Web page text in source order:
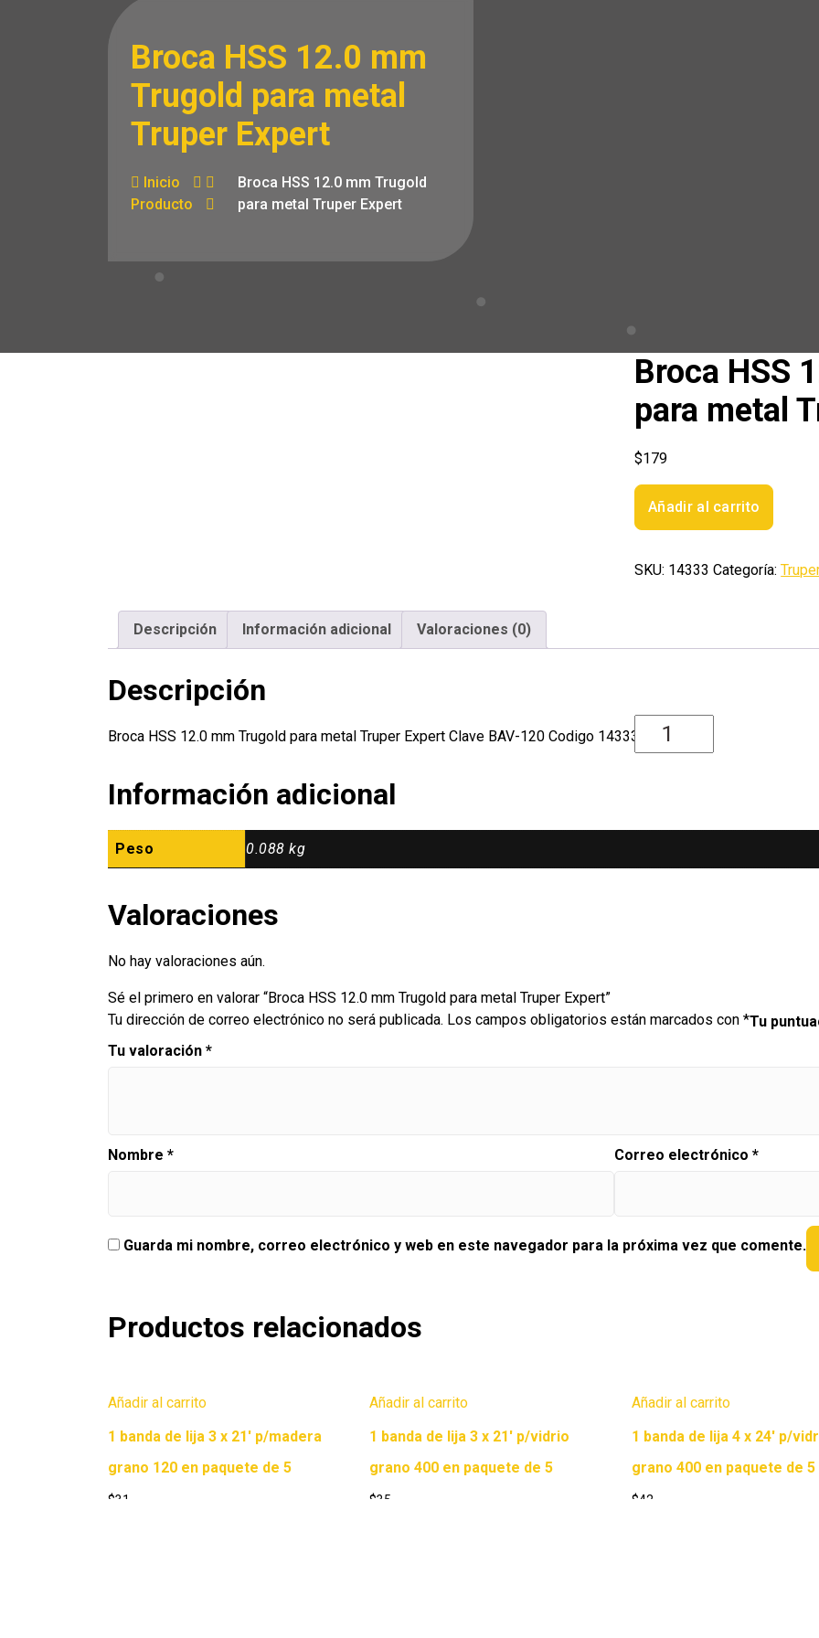
Broca HSS 12.0 mm
Trugold para metal
Truper Expert
Inicio
Producto
Broca HSS 12.0 mm Trugold
para metal Truper Expert
Broca HSS
para metal
$179
Broca
HSS
mm
Truper
Añadir al carrito
SKU: 14333 Categoría:
Descripción Información adicional Valoraciones (0)
Descripción
Broca HSS 12.0 mm Trugold para metal Truper Expert Clave BAV-120 Codigo 14333
Información adicional
Peso 0.088 kg
Valoraciones
No hay valoraciones aún.
Sé el primero en valorar “Broca HSS 12.0 mm Trugold para metal Truper Expert”
Tu dirección de correo electrónico no será publicada. Los campos obligatorios están marcados con *Tu
Tu valoración *
Nombre * Correo electrónico *
Guarda mi nombre, correo electrónico y web en este navegador para la próxima vez que comente.
Productos relacionados
Añadir al carrito
1 banda de lija 3 x 21′ p/madera
grano 120 en paquete de 5
$31
Añadir al carrito
1 banda de lija 3 x 21′ p/vidrio
grano 400 en paquete de 5
$35
Añadir al carrito
1 banda de lija 4 x 24′ p/
grano 400 en paquete de 5
$42